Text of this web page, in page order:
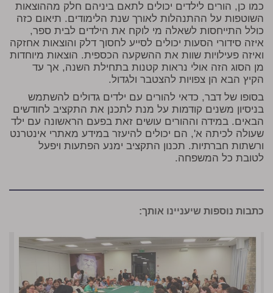
כמו כן, הורים לילדים יכולים לתאם ביניהם חלק מההוצאות
השוטפות על ההתנהלות לאורך שנת הלימודים. תיאום כזה
כולל התייחסות לשאלה מי לוקח את הילדים לבית ספר,
איזה סידורי הסעות יכולים לסייע לחסוך דלק והוצאות אחזקה
ואיזה פעילויות שוות את ההשקעה הכספית. הוצאות מיוחדות
מן הסוג הזה אולי נראות קטנות בתחילת השנה, אך עד
הקיץ הבא הן צפויות להצטבר ולגדול.
בסופו של דבר, כדאי להורים עם ילדים גדולים להשתמש
בניסיון משנים קודמות על מנת לתכנן את התקציב לחודשים
הבאים. במידה וההורים עושים זאת בפעם הראשונה עם ילד
שעולה לכיתה א', הם יכולים להיעזר במידע מאתרי אינטרנט
ורשתות חברתיות. תכנון התקציב ימנע הפתעות ויפעל
לטובת כל המשפחה.
כתבות נוספות שיעניינו אותך: